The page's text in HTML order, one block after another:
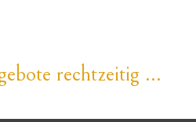
rechtzeitig ...